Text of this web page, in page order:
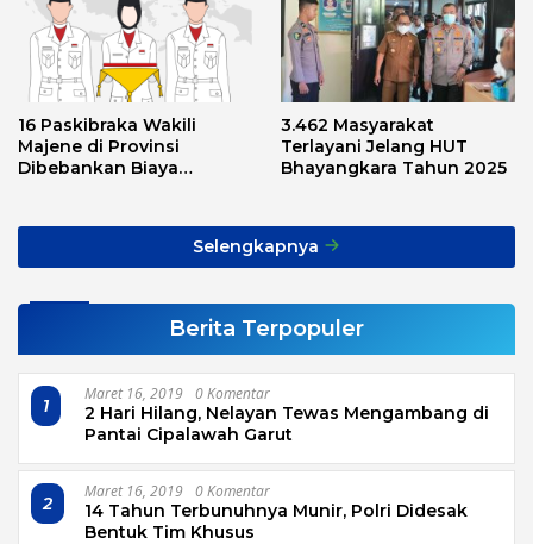
16 Paskibraka Wakili
Majene di Provinsi
Dibebankan Biaya
3.462 Masyarakat
Terlayani Jelang HUT
Bhayangkara Tahun 2025
Selengkapnya
Berita Terpopuler
1
Maret 16, 2019 0 Komentar
2 Hari Hilang, Nelayan Tewas Mengambang di
Pantai Cipalawah Garut
2
Maret 16, 2019 0 Komentar
14 Tahun Terbunuhnya Munir, Polri Didesak
Bentuk Tim Khusus